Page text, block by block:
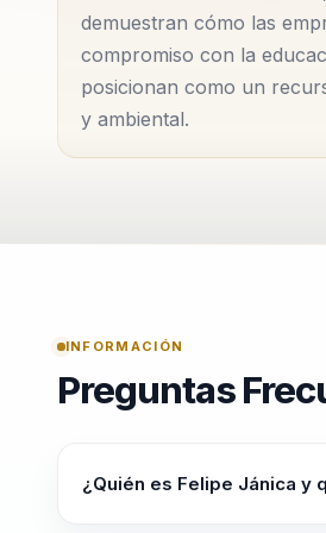
Internacionales de
el acceso a la inversión
mucho más que un
empresarial un espacio
herramientas prácticas
sin comprometer los
demuestran cómo las
compromiso con la
posicionan como un
y ambiental.
INFORMACIÓN
Preguntas
¿Quién es Felipe Jánica y